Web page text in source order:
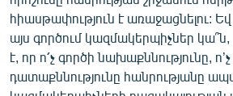
ՁԳՏԵԼՈՎ ԼԱՎԱԳՈՒՅՆԻՆ
ՓՈԴՔԱՍԹ
հիասթափություն է առաջացնելու:
այս գործում կազմակերպիչներ կա՞ն,
է, որ ո՛չ գործի նախաքննությունը, ո’չ
դատաքննությունը հանրությանը